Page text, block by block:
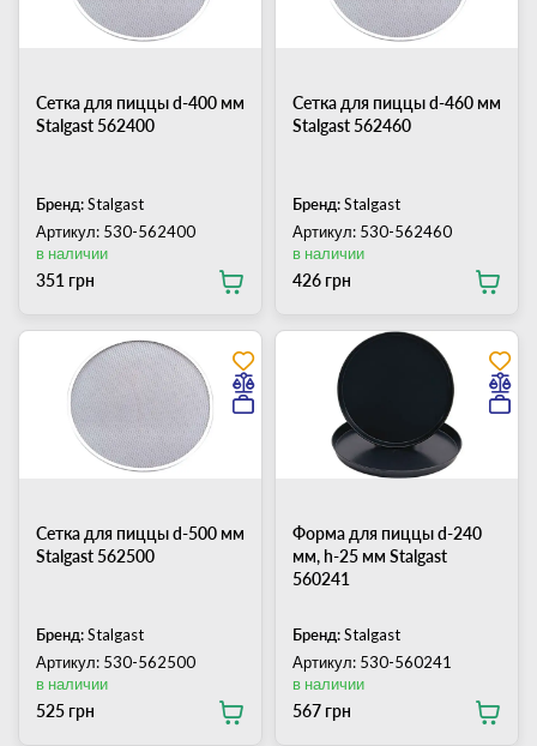
Сетка для пиццы d-400 мм
Stalgast 562400
Бренд:Stalgast
Артикул: 530-562400
351 грн
в наличии
Сетка для пиццы d-460 мм
Stalgast 562460
Бренд:Stalgast
Артикул: 530-562460
426 грн
в наличии
Сетка для пиццы d-500 мм
Stalgast 562500
Бренд:Stalgast
Артикул: 530-562500
525 грн
в наличии
Форма для пиццы d-240
мм, h-25 мм Stalgast
560241
Бренд:Stalgast
Артикул: 530-560241
567 грн
в наличии